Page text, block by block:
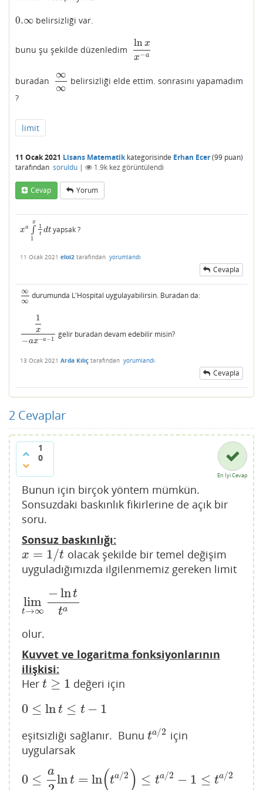
0.∞
0.∞ belirsizliği var.
bunu şu şekilde düzenledim
lnx
x−a
lnxx−
buradan
∞
∞
∞∞ belirsizliği elde ettim. sonrasını yapamadım
?
limit
11 Ocak 2021 Lisans Matematikkategorisinde Erhan Ecer(99 puan)
tarafından soruldu | 1.9k kez görüntülendi
Cevap Yorum
xa ∫
1
x
1
t dt
xa∫ 1x 1tdtyapsak ?
11 Ocak 2021 eloi2 tarafından yorumlandı
Cevapla
∞
∞
∞∞ durumunda L'Hospital uygulayabilirsin. Buradan da:
1
x
−ax−a−1
1x−ax−a−1 gelir buradan devam edebilir misin?
13 Ocak 2021 Arda Kılıç tarafından yorumlandı
Cevapla
2 Cevaplar
1
0
En İyi Cevap
Bunun için birçok yöntem mümkün.
Sonsuzdaki baskınlık fikirlerine de açık bir
soru.
Sonsuz baskınlığı:
x = 1/t
x= 1/
olacak şekilde bir temel değişim
uyguladığımızda ilgilenmemiz gereken limit
lim
t→∞
−lnt
ta
limt→∞−lntt
olur.
Kuvvet ve logaritma fonksiyonlarının
ilişkisi:
Her t ≥ 1
t≥ 1 değeri için
0 ≤ lnt ≤ t − 1
0≤lnt ≤t−1
eşitsizliği sağlanır. Bunu ta/2
ta/2 için
uygularsak
0 ≤
a
lnt = ln(ta/2 ) ≤ ta/2 − 1 ≤ ta/2
0≤a 2ln t=ln(ta/2 )≤ ta 2−1≤ ta /2